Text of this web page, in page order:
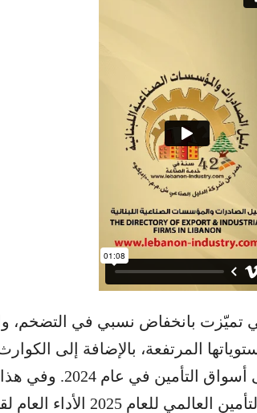
التي تميّزت بانخفاض نسبي في التضخم،
المرتفعة، بالإضافة إلى
التي ضربت عددًا من الدول، على أسواق
يستكشف تقرير اتجاهات سوق التأمين